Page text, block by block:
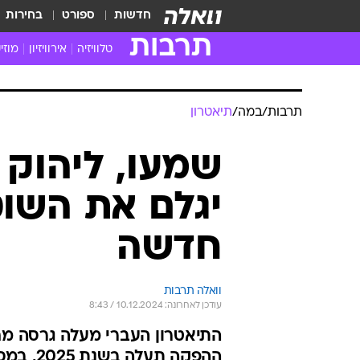
חדשות ספורט בחירות
תרבות טלוויזיה
טלוויזיה ישראלית
טלוויזיה מחו"ל
סדרות מומלצות
האח הגדול
אירוויזיון
תרבות/במה/תיאטרון
שמעו,
יגלם את
חדשה
וואלה תרבות
עודכן לאחרונה: 10.12.2024 / 8:43
התיאטרון העברי מעלה גרסה